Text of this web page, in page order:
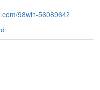
98win-56089642